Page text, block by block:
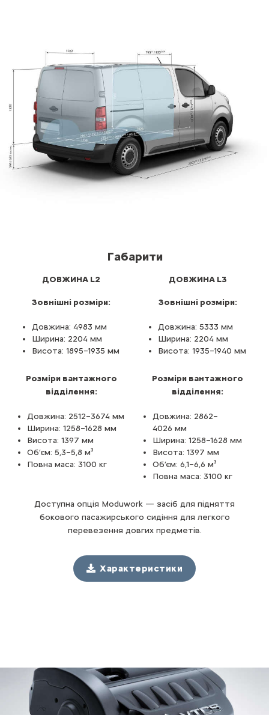
Габарити
ДОВЖИНА L2
Зовнішні розміри:
Довжина: 4983 мм
Ширина: 2204 мм
Висота: 1895–1935 мм
Розміри вантажного
відділення:
Довжина: 2512–3674 мм
Ширина: 1258–1628 мм
Висота: 1397 мм
Об’єм: 5,3–5,8 м³
Повна маса: 3100 кг
ДОВЖИНА L3
Зовнішні розміри:
Довжина: 5333 мм
Ширина: 2204 мм
Висота: 1935–1940 мм
Розміри вантажного
відділення:
Довжина: 2862–
4026 мм
Ширина: 1258–1628 мм
Висота: 1397 мм
Об’єм: 6,1–6,6 м³
Повна маса: 3100 кг
Доступна опція Moduwork — засіб для підняття
бокового пасажирського сидіння для легкого
перевезення довгих предметів.
Характеристики